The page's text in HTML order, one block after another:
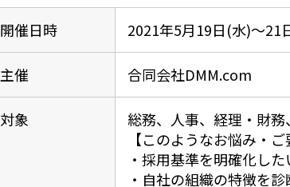
開催日時 2021年5月19日(水)～21
主催 合同会社DMM.com
対象
総務、人事、経理・財
【このようなお悩み・
・採用基準を明確化した
・自社の組織の特徴を